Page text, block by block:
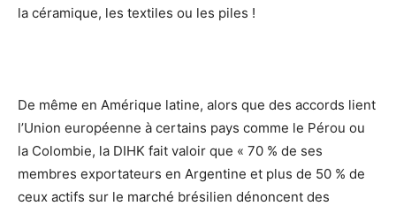
la céramique, les textiles ou les piles !
De même en Amérique latine, alors que des accords lient
l’Union européenne à certains pays comme le Pérou ou
la Colombie, la DIHK fait valoir que « 70 % de ses
membres exportateurs en Argentine et plus de 50 % de
ceux actifs sur le marché brésilien dénoncent des